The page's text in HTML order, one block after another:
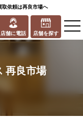
取依頼は再良市場へ
店舗に電話 店舗を探す
再良市場